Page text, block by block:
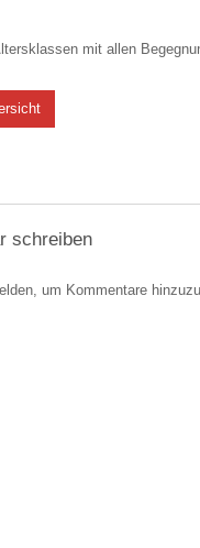
mit allen
schreiben
um Kommentare